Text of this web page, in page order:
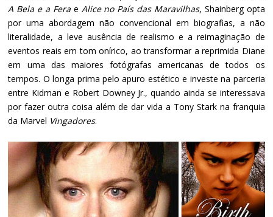
A Bela e a Fera e Alice no País das Maravilhas, Shainberg opta
por uma abordagem não convencional em biografias, a não
literalidade, a leve ausência de realismo e a reimaginação de
eventos reais em tom onírico, ao transformar a reprimida Diane
em uma das maiores fotógrafas americanas de todos os
tempos. O longa prima pelo apuro estético e investe na parceria
entre Kidman e Robert Downey Jr., quando ainda se interessava
por fazer outra coisa além de dar vida a Tony Stark na franquia
da Marvel Vingadores.